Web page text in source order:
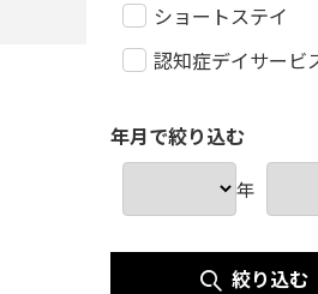
ショートステイ
認知症デイサービ
年月で絞り込む
年
絞り込む